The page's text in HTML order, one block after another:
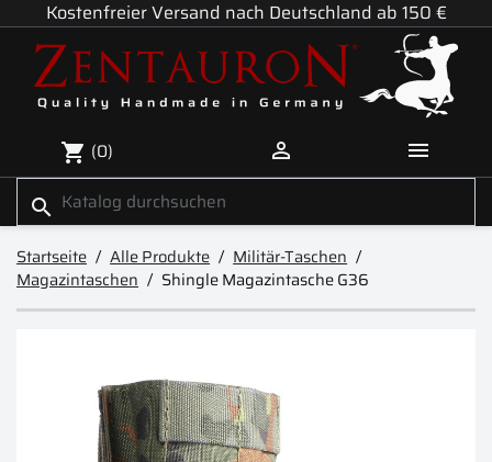
Kostenfreier Versand nach Deutschland ab 150 €
shopping_cart (0)  
search
Startseite Alle Produkte
Militär-Taschen
Magazintaschen
Shingle Magazintasche G36